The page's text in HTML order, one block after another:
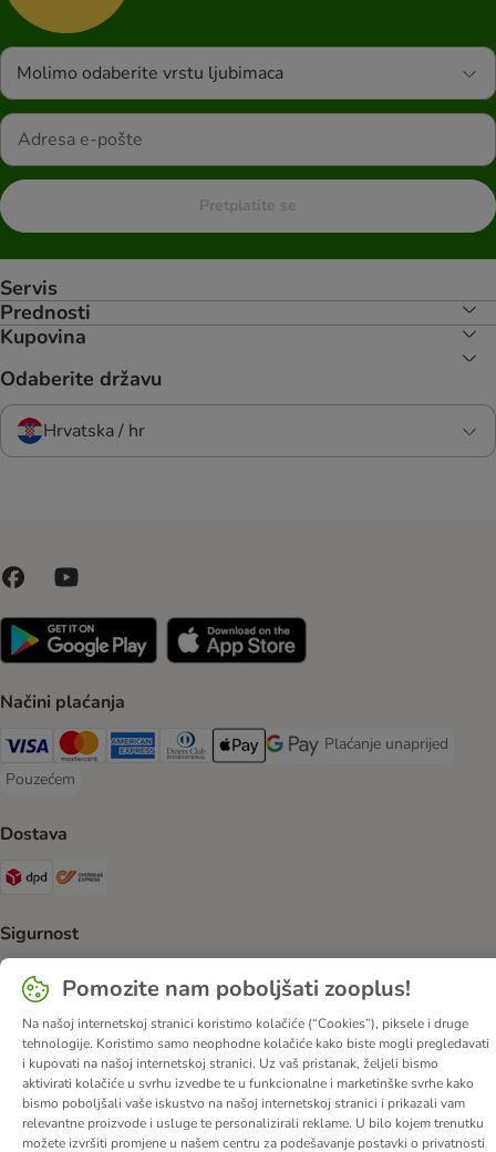
Molimo odaberite vrstu ljubimaca
Pretplatite se
Servis
Prednosti
Kupovina
Odaberite državu
Hrvatska / hr
Načini plaćanja
Visa Payment Method
MasterCard Payment Method
American Express Payment Method
Diners Club Payment Method
Payment MethodGoogle pay Payment Method
Plaćanje unaprijed
Plaćanje unaprijed
Pouzećem
Pouzećem Payment Method
Dostava
DPD Shipping Method
Sigurnost
O nama Karijere Web stranica tvrtke Impressum
DSA
Opći uvjeti poslovanja
Odustati od ugovora
Kontakt
Troškovi slanja i vrijeme dostave
Načini plaćanja
Pomozite nam poboljšati zooplus!
Na našoj internetskoj stranici koristimo kolačiće (“Cookies”), piksele i druge
tehnologije. Koristimo samo neophodne kolačiće kako biste mogli pregledavati
i kupovati na našoj internetskoj stranici. Uz vaš pristanak, željeli bismo
aktivirati kolačiće u svrhu izvedbe te u funkcionalne i marketinške svrhe kako
bismo poboljšali vaše iskustvo na našoj internetskoj stranici i prikazali vam
relevantne proizvode i usluge te personalizirali reklame. U bilo kojem trenutku
možete izvršiti promjene u našem centru za podešavanje postavki o privatnosti